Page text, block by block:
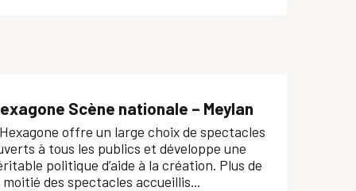
Scène nationale – Meylan
offre un large choix de spectacles
à tous les publics et développe une
politique d’aide à la création. Plus de
moitié des spectacles accueillis...